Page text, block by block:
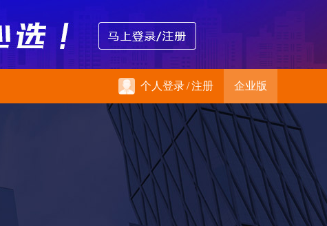
个人登录/注册 企业版